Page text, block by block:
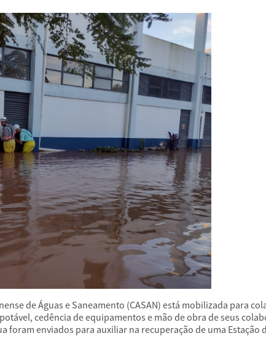
de Águas e Saneamento (CASAN) está mobilizada para
cedência de equipamentos e mão de obra de seus
enviados para auxiliar na recuperação de uma Estação